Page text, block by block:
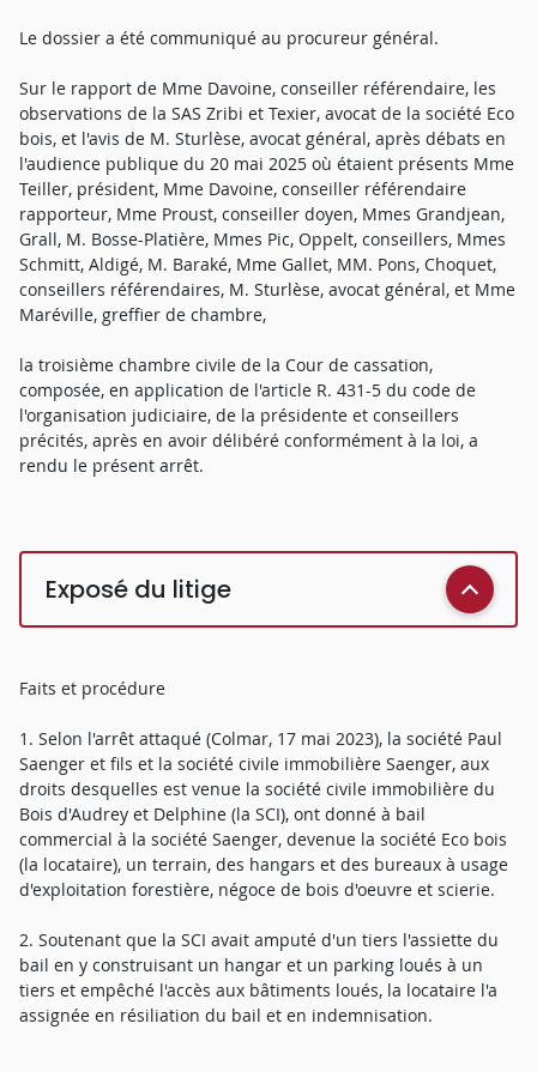
Le dossier a été communiqué au procureur général.
Sur le rapport de Mme Davoine, conseiller référendaire, les
observations de la SAS Zribi et Texier, avocat de la société Eco
bois, et l'avis de M. Sturlèse, avocat général, après débats en
l'audience publique du 20 mai 2025 où étaient présents Mme
Teiller, président, Mme Davoine, conseiller référendaire
rapporteur, Mme Proust, conseiller doyen, Mmes Grandjean,
Grall, M. Bosse-Platière, Mmes Pic, Oppelt, conseillers, Mmes
Schmitt, Aldigé, M. Baraké, Mme Gallet, MM. Pons, Choquet,
conseillers référendaires, M. Sturlèse, avocat général, et Mme
Maréville, greffier de chambre,
la troisième chambre civile de la Cour de cassation,
composée, en application de l'article R. 431-5 du code de
l'organisation judiciaire, de la présidente et conseillers
précités, après en avoir délibéré conformément à la loi, a
rendu le présent arrêt.
Exposé du litige
Faits et procédure
1. Selon l'arrêt attaqué (Colmar, 17 mai 2023), la société Paul
Saenger et fils et la société civile immobilière Saenger, aux
droits desquelles est venue la société civile immobilière du
Bois d'Audrey et Delphine (la SCI), ont donné à bail
commercial à la société Saenger, devenue la société Eco bois
(la locataire), un terrain, des hangars et des bureaux à usage
d'exploitation forestière, négoce de bois d'oeuvre et scierie.
2. Soutenant que la SCI avait amputé d'un tiers l'assiette du
bail en y construisant un hangar et un parking loués à un
tiers et empêché l'accès aux bâtiments loués, la locataire l'a
assignée en résiliation du bail et en indemnisation.